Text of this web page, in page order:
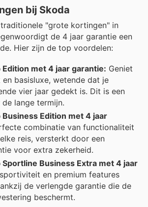
bij Skoda
"grote kortingen" in
de 4 jaar garantie een
Hier zijn de top voordelen:
Edition met 4 jaar garantie: Geniet
basisluxe, wetende dat je
vier jaar gedekt is. Dit is een
lange termijn.
Business Edition met 4 jaar
combinatie van functionaliteit
reis, versterkt door een
voor extra zekerheid.
Sportline Business Extra met 4 jaar
en premium features
de verlengde garantie die de
beschermt.